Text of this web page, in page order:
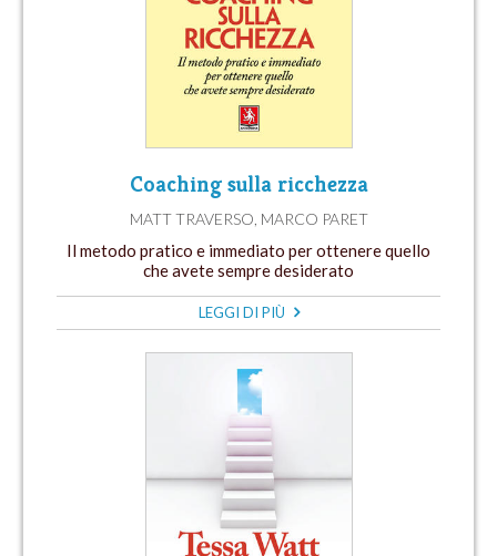
Coaching sulla ricchezza
MATT TRAVERSO MARCO PARET
Il metodo pratico e immediato per ottenere quello
che avete sempre desiderato
LEGGI DI PIÙ